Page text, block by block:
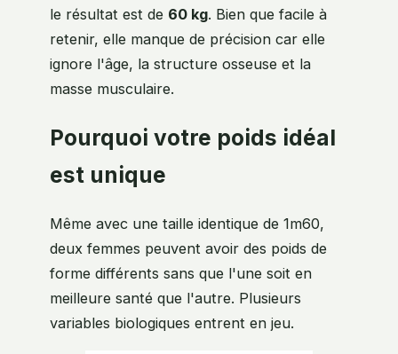
le résultat est de 60 kg. Bien que facile à
retenir, elle manque de précision car elle
ignore l'âge, la structure osseuse et la
masse musculaire.
Pourquoi votre poids idéal
est unique
Même avec une taille identique de 1m60,
deux femmes peuvent avoir des poids de
forme différents sans que l'une soit en
meilleure santé que l'autre. Plusieurs
variables biologiques entrent en jeu.